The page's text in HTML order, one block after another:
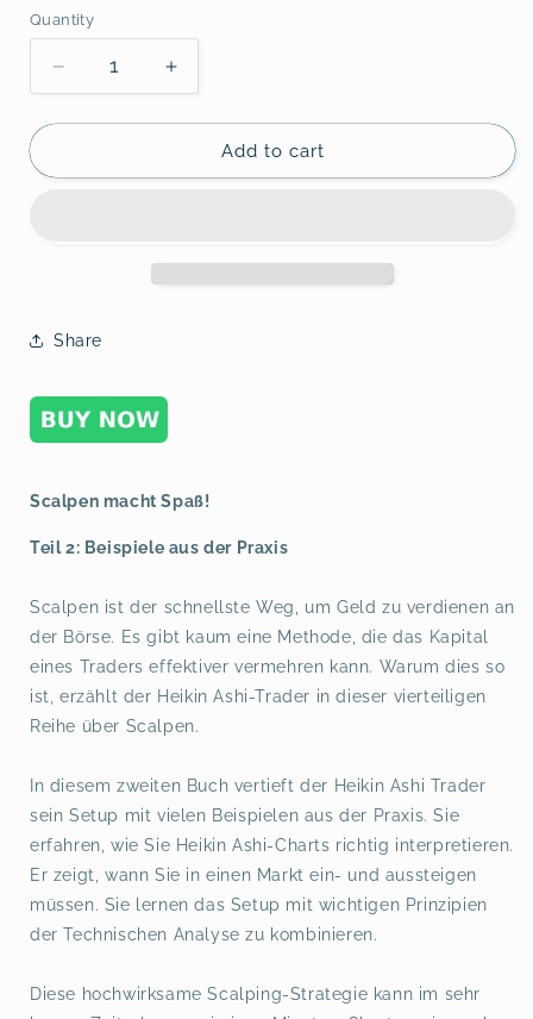
Quantity
Decrease
quantity
for
macht
Increase
quantity
for
Scalpen
macht
Add to cart
Share
Scalpen macht Spaß!
Teil 2: Beispiele aus der Praxis
Scalpen ist der schnellste Weg, um Geld zu verdienen an
der Börse. Es gibt kaum eine Methode, die das Kapital
eines Traders effektiver vermehren kann. Warum dies so
ist, erzählt der Heikin Ashi-Trader in dieser vierteiligen
Reihe über Scalpen.
In diesem zweiten Buch vertieft der Heikin Ashi Trader
sein Setup mit vielen Beispielen aus der Praxis. Sie
erfahren, wie Sie Heikin Ashi-Charts richtig interpretieren.
Er zeigt, wann Sie in einen Markt ein- und aussteigen
müssen. Sie lernen das Setup mit wichtigen Prinzipien
der Technischen Analyse zu kombinieren.
Diese hochwirksame Scalping-Strategie kann im sehr